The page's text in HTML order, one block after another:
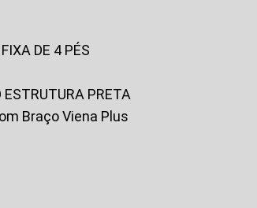
DE 4 PÉS
ESTRUTURA PRETA
Braço Viena Plus